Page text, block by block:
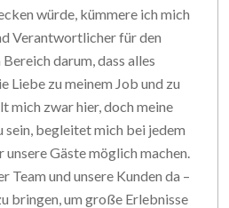
würde, kümmere ich mich
Verantwortlicher für den
darum, dass alles
Liebe zu meinem Job und zu
mich zwar hier, doch meine
sein, begleitet mich bei jedem
Gäste möglich machen.
Team und unsere Kunden da –
bringen, um große Erlebnisse